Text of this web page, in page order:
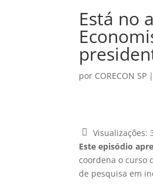
Está no
por CORECON SP
Visualizações:
Este episódio
coordena o curso
de pesquisa em